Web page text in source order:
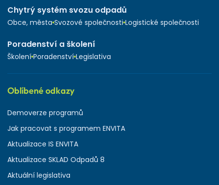
Chytrý systém svozu odpadů
Obce, města Svozové společnosti Logistické společnosti
Poradenství a školení
Školení Poradenství Legislativa
Oblíbené odkazy
Demoverze programů
Jak pracovat s programem ENVITA
Aktualizace IS ENVITA
Aktualizace SKLAD Odpadů 8
Aktuální legislativa